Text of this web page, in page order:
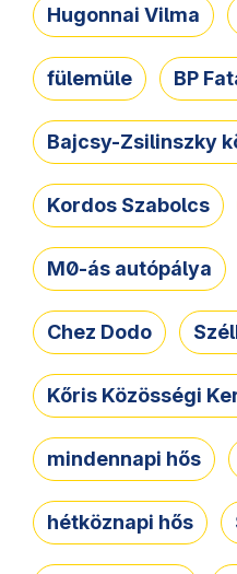
Hugonnai Vilma
fülemüle BP
Bajcsy-Zsilinszky
Kordos Szabolcs
M0-ás autópálya
Chez Dodo
Kőris Közösségi
mindennapi hős
hétköznapi hős